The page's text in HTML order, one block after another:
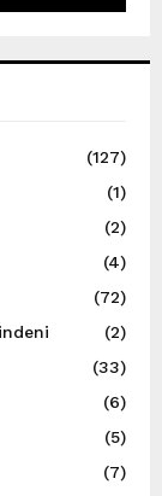
(127)
(1)
(2)
(4)
(72)
(2)
(33)
(6)
(5)
(7)